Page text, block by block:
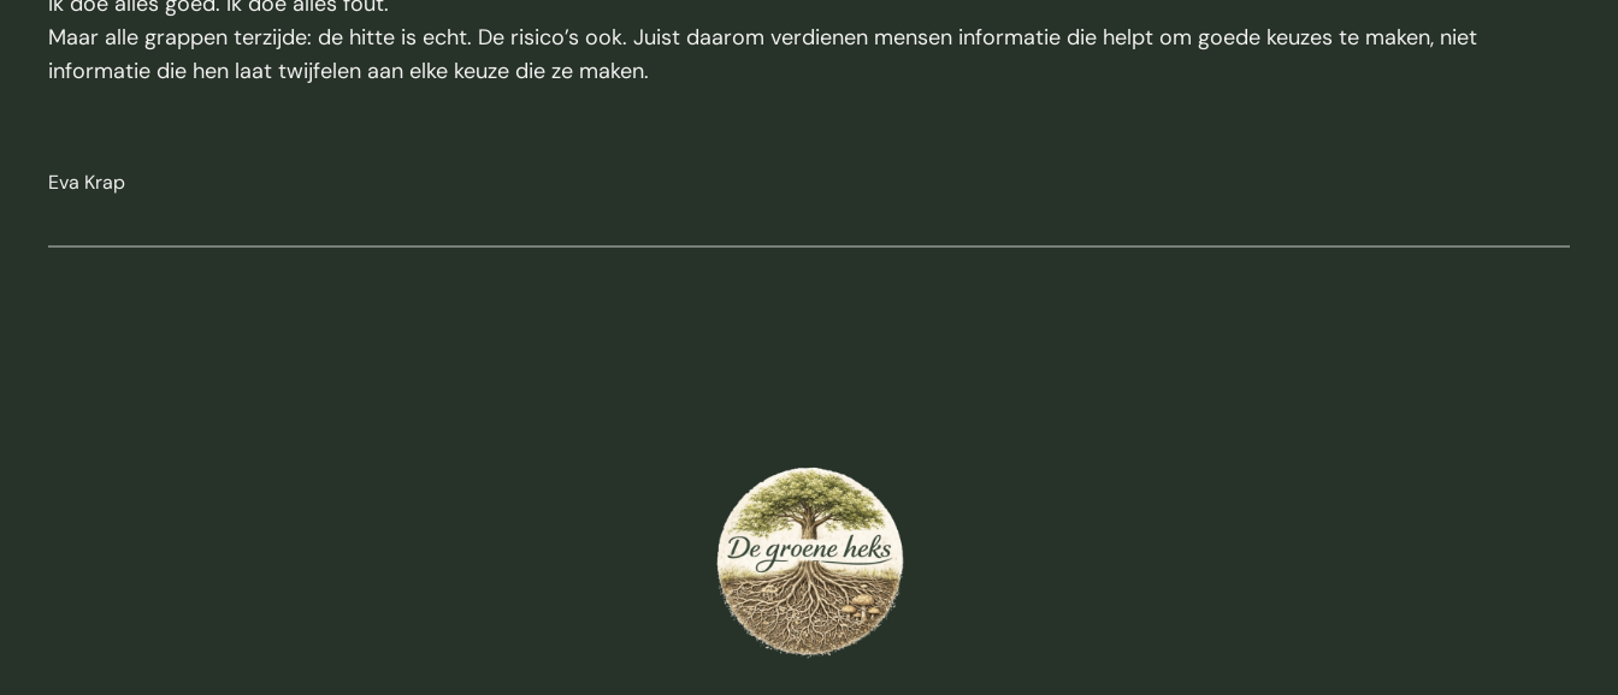
Maar alle grappen terzijde: de hitte is echt. De risico’s ook. Juist daarom verdienen mensen informatie die helpt om goede keuzes te maken, niet
informatie die hen laat twijfelen aan elke keuze die ze maken.
Eva Krap